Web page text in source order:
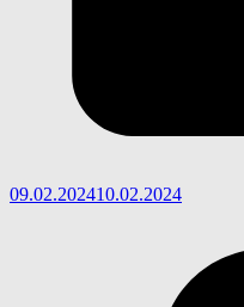
09.02.202410.02.2024